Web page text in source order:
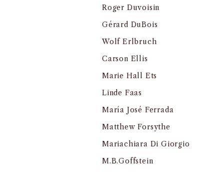
Roger Duvoisin
Gérard DuBois
Wolf Erlbruch
Carson Ellis
Marie Hall Ets
Linde Faas
María José Ferrada
Matthew Forsythe
Mariachiara Di Giorgio
M.B.Goffstein